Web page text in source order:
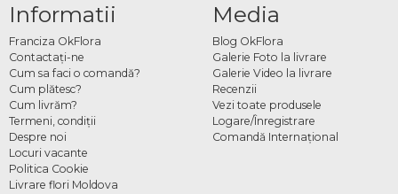
Informatii
Franciza OkFlora
Contactaţi-ne
Cum sa faci o comandă?
Cum plătesc?
Cum livrăm?
Termeni, condiţii
Despre noi
Locuri vacante
Politica Cookie
Livrare flori Moldova
Media
Blog OkFlora
Galerie Foto la livrare
Galerie Video la livrare
Recenzii
Vezi toate produsele
Logare/Înregistrare
Comandă Internațional